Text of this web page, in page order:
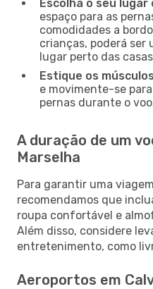
Escolha o seu
espaço para as
comodidades a
crianças, poderá ser
lugar perto das
Estique os
e movimente-se
pernas durante o
A duração de um
Marselha
Para garantir uma
recomendamos que
roupa confortável e
Além disso, considere
entretenimento, como
Aeroportos em